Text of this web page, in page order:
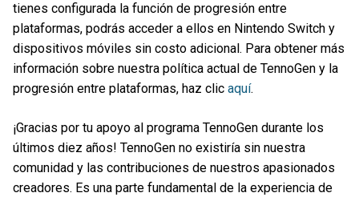
tienes configurada la función de progresión entre
plataformas, podrás acceder a ellos en Nintendo Switch y
dispositivos móviles sin costo adicional. Para obtener más
información sobre nuestra política actual de TennoGen y la
progresión entre plataformas, haz clic aquí.
¡Gracias por tu apoyo al programa TennoGen durante los
últimos diez años! TennoGen no existiría sin nuestra
comunidad y las contribuciones de nuestros apasionados
creadores. Es una parte fundamental de la experiencia de